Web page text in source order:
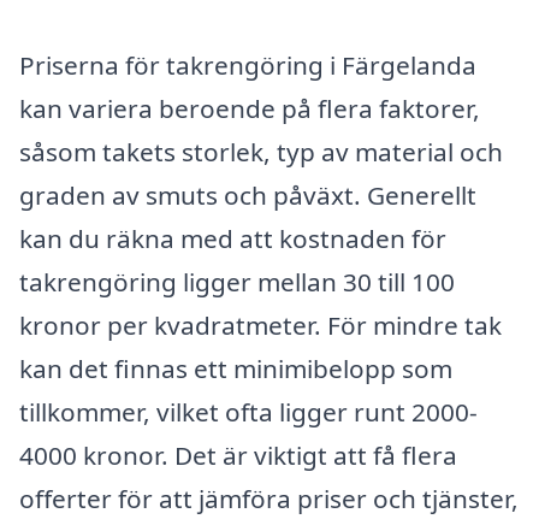
Priserna för takrengöring i Färgelanda
kan variera beroende på flera faktorer,
såsom takets storlek, typ av material och
graden av smuts och påväxt. Generellt
kan du räkna med att kostnaden för
takrengöring ligger mellan 30 till 100
kronor per kvadratmeter. För mindre tak
kan det finnas ett minimibelopp som
tillkommer, vilket ofta ligger runt 2000-
4000 kronor. Det är viktigt att få flera
offerter för att jämföra priser och tjänster,